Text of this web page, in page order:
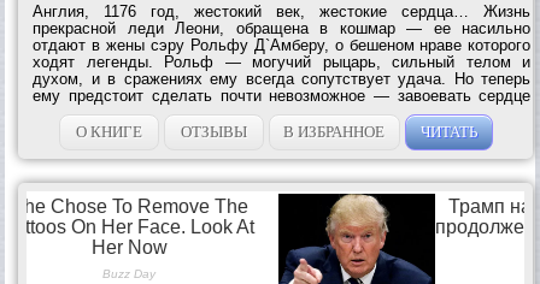
Англия, 1176 год, жестокий век, жестокие сердца… Жизнь
прекрасной леди Леони, обращена в кошмар — ее насильно
отдают в жены сэру Рольфу Д`Амберу, о бешеном нраве которого
ходят легенды. Рольф — могучий рыцарь, cильный телом и
духом, и в сражениях ему всегда сопутствует удача. Но теперь
ему предстоит сделать почти невозможное — завоевать сердце
своей юной...
О КНИГЕ
ОТЗЫВЫ В ИЗБРАННОЕ ЧИТАТЬ